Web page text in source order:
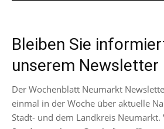
Bleiben Sie
unserem Newsletter
Der Wochenblatt Neumarkt
einmal in der Woche über aktuelle
Stadt- und dem Landkreis Neumarkt.